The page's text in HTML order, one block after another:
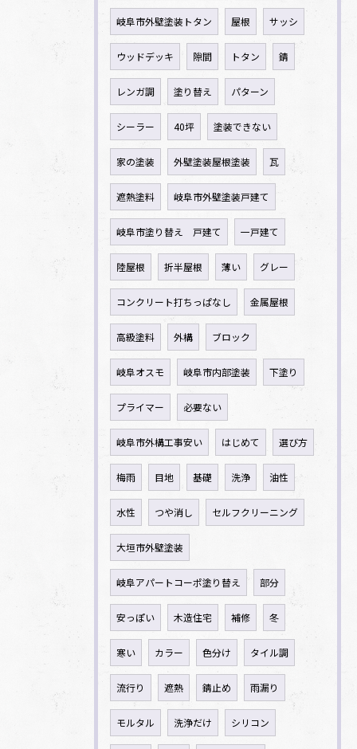
岐阜市外壁塗装トタン 屋根 サッシ
ウッドデッキ 隙間 トタン 錆
レンガ調 塗り替え パターン
シーラー 40坪 塗装できない
家の塗装 外壁塗装屋根塗装 瓦
遮熱塗料 岐阜市外壁塗装戸建て
岐阜市塗り替え 戸建て 一戸建て
陸屋根 折半屋根 薄い グレー
コンクリート打ちっぱなし 金属屋根
高級塗料 外構 ブロック
岐阜オスモ 岐阜市内部塗装 下塗り
プライマー 必要ない
岐阜市外構工事安い はじめて 選び方
梅雨 目地 基礎 洗浄 油性
水性 つや消し セルフクリーニング
大垣市外壁塗装
岐阜アパートコーポ塗り替え 部分
安っぽい 木造住宅 補修 冬
寒い カラー 色分け タイル調
流行り 遮熱 錆止め 雨漏り
モルタル 洗浄だけ シリコン